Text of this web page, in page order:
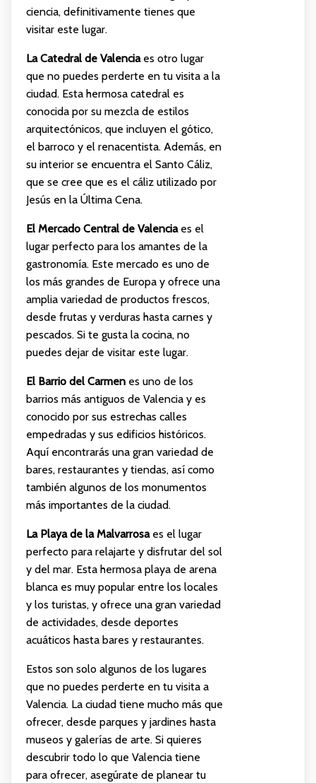
ciencia, definitivamente tienes que
visitar este lugar.
La Catedral de Valenciaes otro lugar
que no puedes perderte en tu visita a la
ciudad. Esta hermosa catedral es
conocida por su mezcla de estilos
arquitectónicos, que incluyen el gótico,
el barroco y el renacentista. Además, en
su interior se encuentra el Santo Cáliz,
que se cree que es el cáliz utilizado por
Jesús en la Última Cena.
El Mercado Central de Valenciaes el
lugar perfecto para los amantes de la
gastronomía. Este mercado es uno de
los más grandes de Europa y ofrece una
amplia variedad de productos frescos,
desde frutas y verduras hasta carnes y
pescados. Si te gusta la cocina, no
puedes dejar de visitar este lugar.
El Barrio del Carmenes uno de los
barrios más antiguos de Valencia y es
conocido por sus estrechas calles
empedradas y sus edificios históricos.
Aquí encontrarás una gran variedad de
bares, restaurantes y tiendas, así como
también algunos de los monumentos
más importantes de la ciudad.
La Playa de la Malvarrosaes el lugar
perfecto para relajarte y disfrutar del sol
y del mar. Esta hermosa playa de arena
blanca es muy popular entre los locales
y los turistas, y ofrece una gran variedad
de actividades, desde deportes
acuáticos hasta bares y restaurantes.
Estos son solo algunos de los lugares
que no puedes perderte en tu visita a
Valencia. La ciudad tiene mucho más que
ofrecer, desde parques y jardines hasta
museos y galerías de arte. Si quieres
descubrir todo lo que Valencia tiene
para ofrecer, asegúrate de planear tu